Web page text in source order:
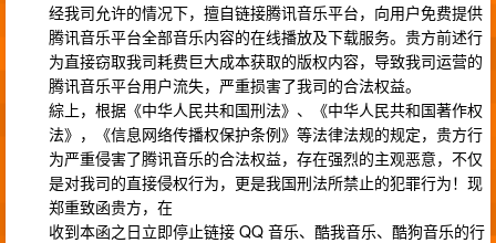
经我司允许的情况下，擅自链接腾讯音乐平台，向用户免费提供
腾讯音乐平台全部音乐内容的在线播放及下载服务。贵方前述行
为直接窃取我司耗费巨大成本获取的版权内容，导致我司运营的
腾讯音乐平台用户流失，严重损害了我司的合法权益。
綜上，根据《中华人民共和国刑法》、《中华人民共和国著作权
法》，《信息网络传播权保护条例》等法律法规的规定，贵方行
为严重侵害了腾讯音乐的合法权益，存在强烈的主观恶意，不仅
是对我司的直接侵权行为，更是我国刑法所禁止的犯罪行为！现
郑重致函贵方，在
收到本函之日立即停止链接 QQ 音乐、酷我音乐、酷狗音乐的行